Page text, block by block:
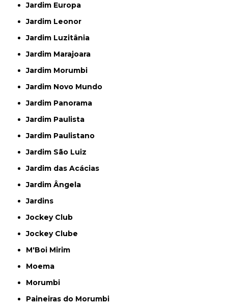
Jardim Europa
Jardim Leonor
Jardim Luzitânia
Jardim Marajoara
Jardim Morumbi
Jardim Novo Mundo
Jardim Panorama
Jardim Paulista
Jardim Paulistano
Jardim São Luiz
Jardim das Acácias
Jardim Ângela
Jardins
Jockey Club
Jockey Clube
M'Boi Mirim
Moema
Morumbi
Paineiras do Morumbi